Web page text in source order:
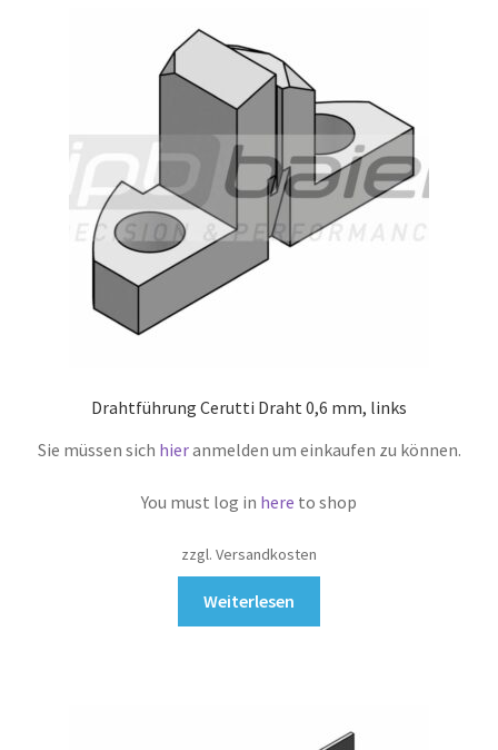
Drahtführung Cerutti Draht 0,6 mm, links
Sie müssen sich hieranmelden um einkaufen zu können.
You must log in here to shop
zzgl. Versandkosten
Weiterlesen